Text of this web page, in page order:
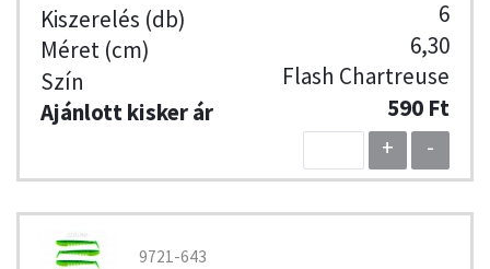
6
6,30
Flash Chartreuse
590 Ft
+
-
9721-643